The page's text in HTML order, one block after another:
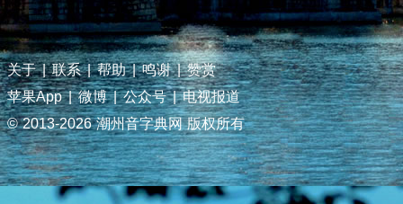
关于 | 联系 | 帮助 | 鸣谢 | 赞赏
苹果App | 微博 | 公众号 | 电视报道
© 2013-2026 潮州音字典网 版权所有